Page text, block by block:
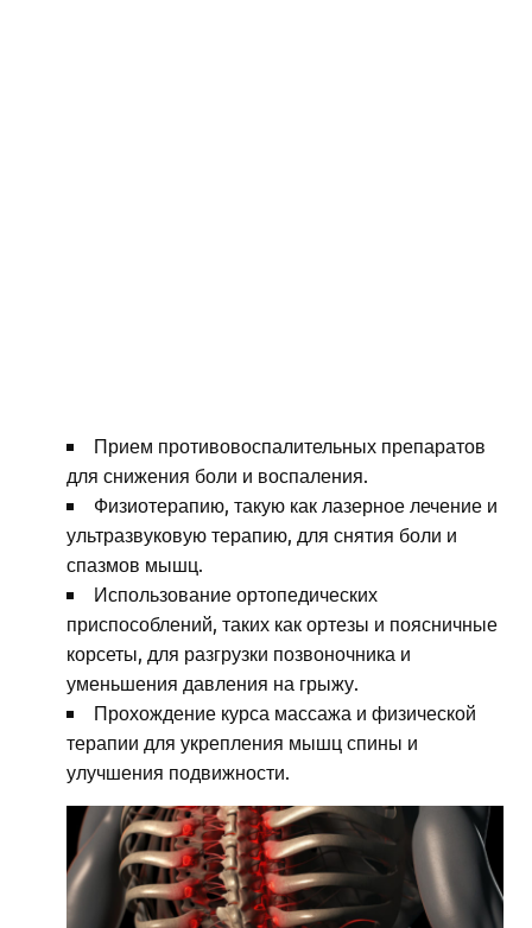
Прием противовоспалительных препаратов
для снижения боли и воспаления.
Физиотерапию, такую как лазерное лечение и
ультразвуковую терапию, для снятия боли и
спазмов мышц.
Использование ортопедических
приспособлений, таких как ортезы и поясничные
корсеты, для разгрузки позвоночника и
уменьшения давления на грыжу.
Прохождение курса массажа и физической
терапии для укрепления мышц спины и
улучшения подвижности.